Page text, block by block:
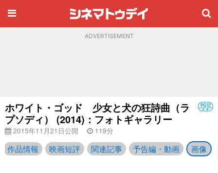
ADVERTISEMENT
ホワイト・ゴッド 少女と犬の狂詩曲（ラ
プソディ） (2014)：フォトギャラリー
2015年11月21日公開 119分
作品情報 映画短評 関連記事 予告編・動画 画像